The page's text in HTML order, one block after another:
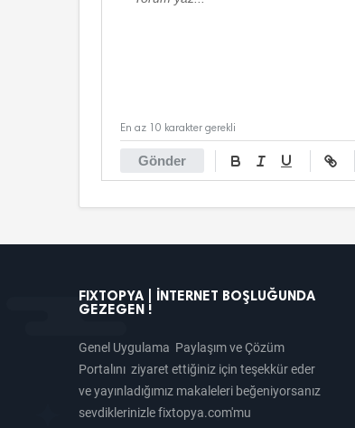
Gönder
En az 10 karakter gerekli
FIXTOPYA | İNTERNET BOŞLUĞUNDA
GEZEGEN !
Genel Uygulama Paylaşım ve Çözüm
Portalını ziyaret ettiğiniz için teşekkür eder
ve yayınladığımız makaleleri beğeniyorsanız
sevdiklerinizle fixtopya.com'mu